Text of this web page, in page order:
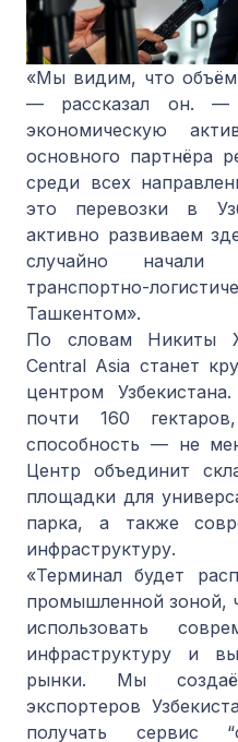
«Мы видим, что
— рассказал он. —
экономическую
основного партнёра
среди всех
это перевозки в
активно развиваем
случайно начали
транспортно-
Ташкентом».
По словам Никиты
Central Asia станет
центром
почти 160
способность — не
Центр объединит
площадки для
парка, а также
инфраструктуру.
«Терминал будет
промышленной зоной,
использовать
инфраструктуру и
рынки. Мы
экспортеров
получать сервис